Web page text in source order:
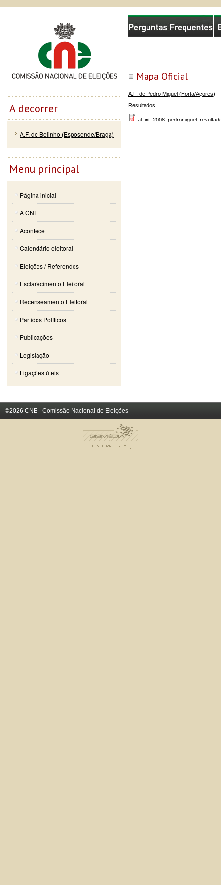
Mapa Oficial
A.F. de Pedro Miguel (Horta/Açores)
Resultados
Comissão Nacional de Eleições
A decorrer
A.F. de Belinho (Esposende/Braga)
Menu principal
Página inicial
A CNE
Acontece
Calendário eleitoral
Eleições / Referendos
Esclarecimento Eleitoral
Recenseamento Eleitoral
Partidos Políticos
Publicações
Legislação
Ligações úteis
©2026 CNE - Comissão Nacional de Eleições